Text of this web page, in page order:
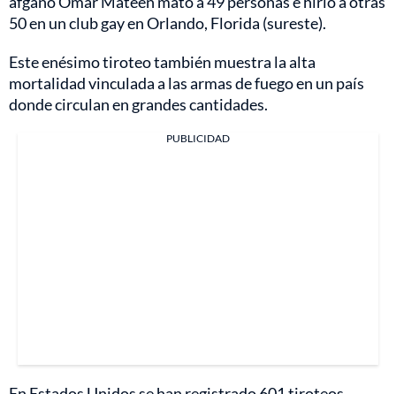
50 en un club gay en Orlando, Florida (sureste).
Este enésimo tiroteo también muestra la alta
mortalidad vinculada a las armas de fuego en un país
donde circulan en grandes cantidades.
PUBLICIDAD